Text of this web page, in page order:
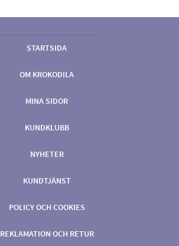
STARTSIDA
OM KROKODILA
MINA SIDOR
KUNDKLUBB
NYHETER
KUNDTJÄNST
POLICY OCH COOKIES
REKLAMATION OCH RETUR